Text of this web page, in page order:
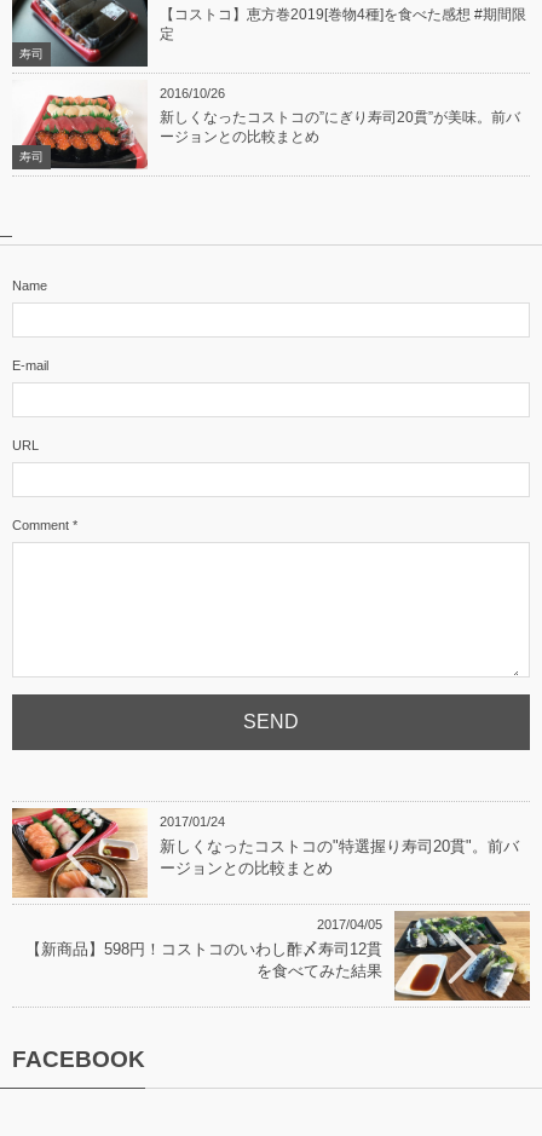
寿司
【コストコ】恵方巻2019[巻物4種]を食べた感想 #期間限
定
2016/10/26
寿司
新しくなったコストコの”にぎり寿司20貫”が美味。前バ
ージョンとの比較まとめ
Name
E-mail
URL
Comment *
2017/01/24
新しくなったコストコの"特選握り寿司20貫"。前バ
ージョンとの比較まとめ
2017/04/05
【新商品】598円！コストコのいわし酢〆寿司12貫
を食べてみた結果
FACEBOOK